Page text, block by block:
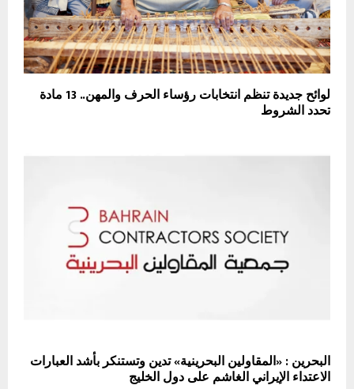
لوائح جديدة تنظم انتخابات رؤساء الحرف والمهن.. 13 مادة
تحدد الشروط
البحرين : «المقاولين البحرينية» تدين وتستنكر بأشد العبارات
الاعتداء الإيراني الغاشم على دول الخليج